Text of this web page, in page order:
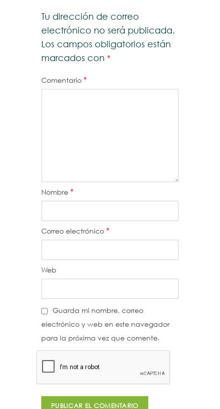
Tu dirección de correo
electrónico no será publicada.
Los campos obligatorios están
marcados con *
Comentario *
Nombre *
Correo electrónico *
Web
Guarda mi nombre, correo
electrónico y web en este navegador
para la próxima vez que comente.